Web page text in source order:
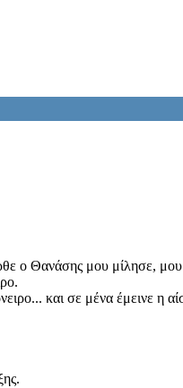
ο Θανάσης μου μίλησε,
και σε μένα έμεινε η